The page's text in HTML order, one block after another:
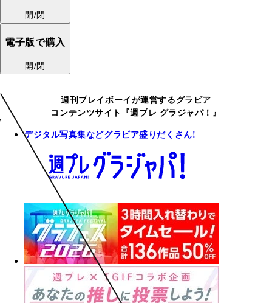
開/閉
電子版で購入
開/閉
週刊プレイボーイが運営するグラビア
コンテンツサイト『週プレ グラジャパ！』
デジタル写真集などグラビア盛りだくさん!